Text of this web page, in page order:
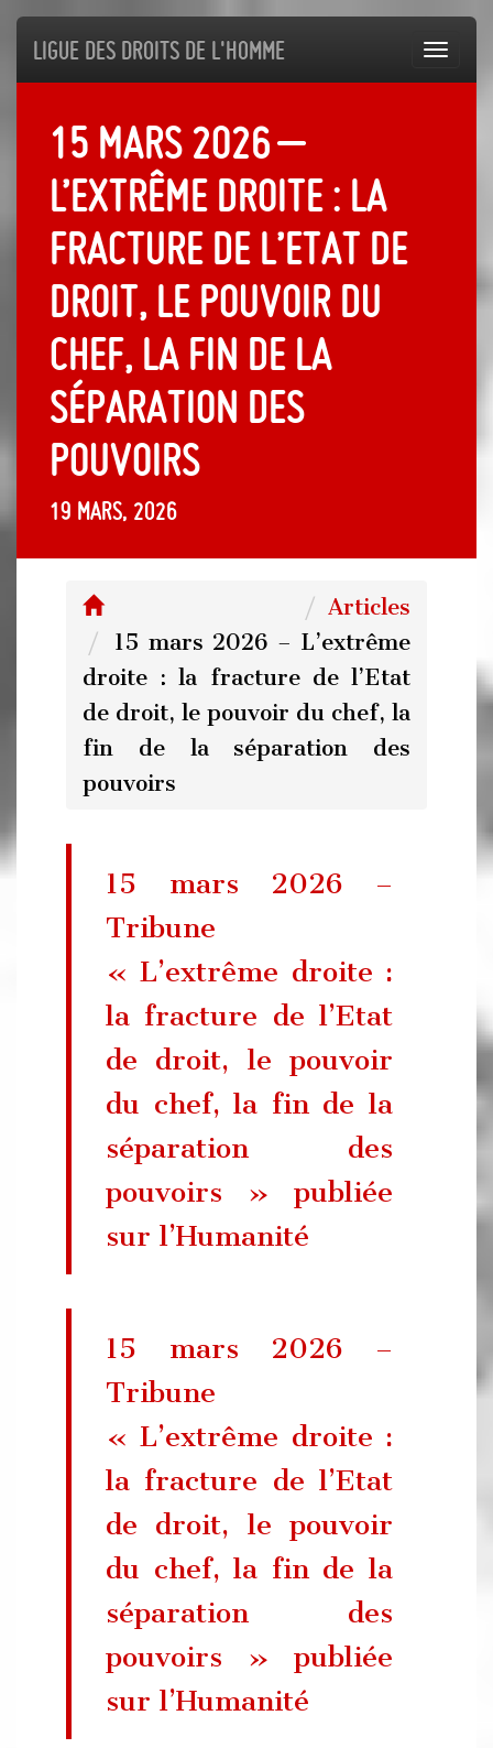
Ligue des droits de l'Homme
15 mars 2026 –
L’extrême droite : la
fracture de l’Etat de
droit, le pouvoir du
chef, la fin de la
séparation des
pouvoirs
19 mars, 2026
Articles
15 mars 2026 – L’extrême
droite : la fracture de l’Etat
de droit, le pouvoir du chef, la
fin de la séparation des
pouvoirs
15 mars 2026 –
Tribune
« L’extrême droite :
la fracture de l’Etat
de droit, le pouvoir
du chef, la fin de la
séparation des
pouvoirs » publiée
sur l’Humanité
15 mars 2026 –
Tribune
« L’extrême droite :
la fracture de l’Etat
de droit, le pouvoir
du chef, la fin de la
séparation des
pouvoirs » publiée
sur l’Humanité